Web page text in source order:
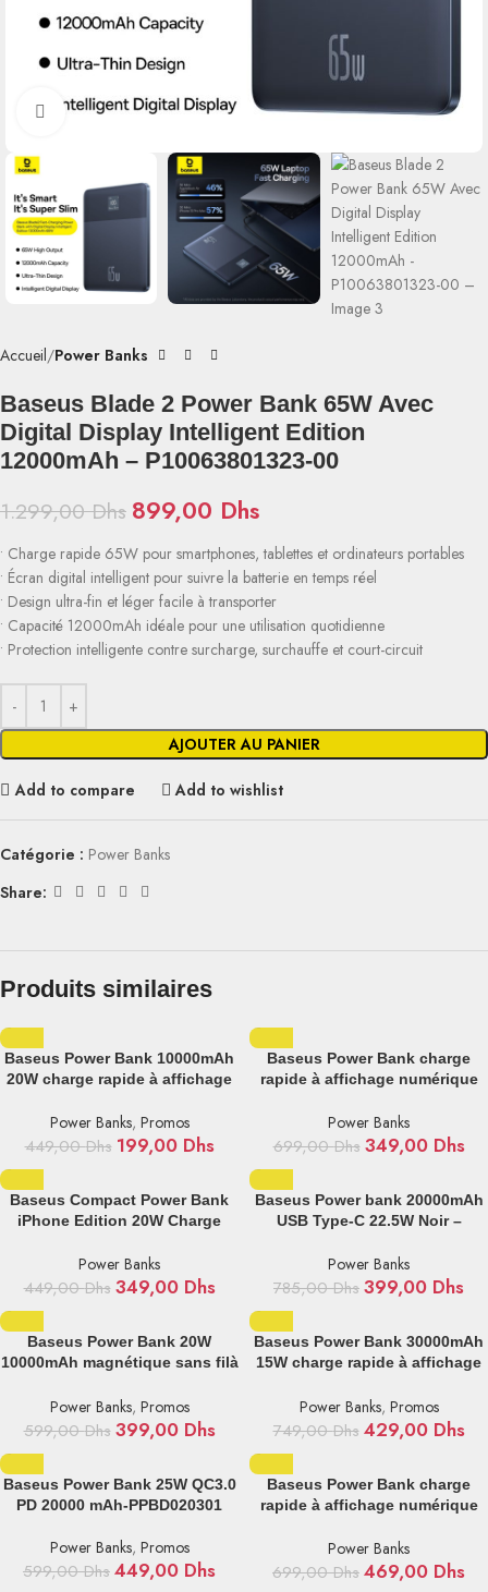
Click to enlarge
Accueil Power Banks
Baseus Blade 2 Power Bank 65W Avec
Digital Display Intelligent Edition
12000mAh – P10063801323-00
1.299,00Dhs 899,00 Dhs
• Charge rapide 65W pour smartphones, tablettes et ordinateurs portables
• Écran digital intelligent pour suivre la batterie en temps réel
• Design ultra-fin et léger facile à transporter
• Capacité 12000mAh idéale pour une utilisation quotidienne
• Protection intelligente contre surcharge, surchauffe et court-circuit
AJOUTER AU PANIER
Add to compare Add to wishlist
Catégorie : Power Banks
Share:
Produits similaires
Baseus Power Bank 10000mAh
20W charge rapide à affichage
Power Banks, Promos
449,00Dhs 199,00 Dhs
Baseus Power Bank charge
rapide à affichage numérique
Power Banks
699,00Dhs 349,00 Dhs
Baseus Compact Power Bank
iPhone Edition 20W Charge
P10068307113-00
Power Banks
449,00Dhs 349,00 Dhs
Baseus Power bank 20000mAh
USB Type-C 22.5W Noir –
Power Banks
785,00Dhs399,00 Dhs
Baseus Power Bank 20W
10000mAh magnétique sans filà
20W – PPCX010202
Power Banks, Promos
599,00Dhs 399,00 Dhs
Baseus Power Bank 30000mAh
15W charge rapide à affichage
Power Banks, Promos
749,00Dhs 429,00 Dhs
Baseus Power Bank 25W QC3.0
PD 20000 mAh-PPBD020301
Power Banks, Promos
599,00Dhs449,00 Dhs
Baseus Power Bank charge
rapide à affichage numérique
Power Banks
699,00Dhs469,00 Dhs